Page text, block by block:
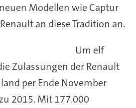
Modellen wie Captur
an diese Tradition an.
Um elf
Zulassungen der Renault
per Ende November
2015. Mit 177.000